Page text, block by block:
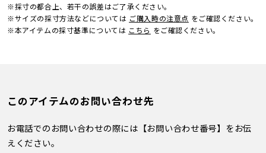
※採寸の都合上、若干の誤差はご了承ください。
※サイズの採寸方法などについては ご購入時の注意点 をご確認ください。
※本アイテムの採寸基準については こちら をご確認ください。
このアイテムのお問い合わせ先
お電話でのお問い合わせの際には【お問い合わせ番号】をお伝
えください。